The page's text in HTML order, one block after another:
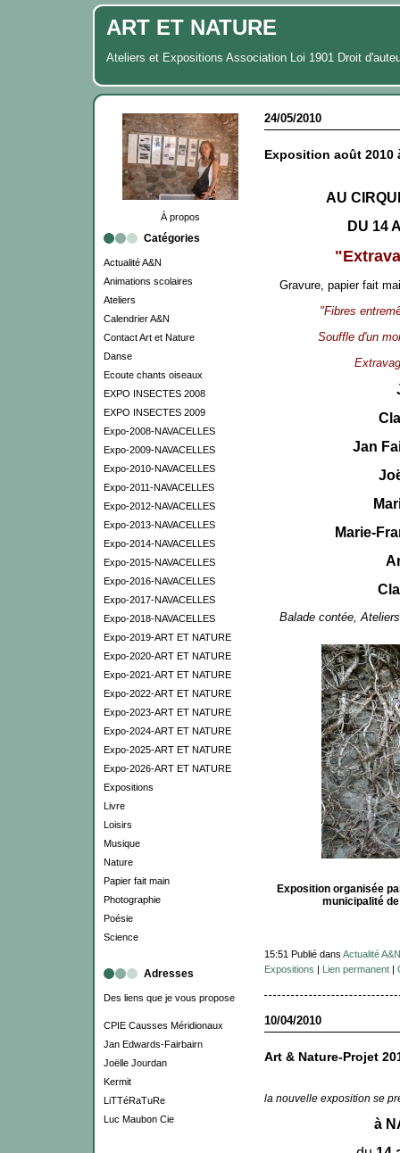
ART ET NATURE
Ateliers et Expositions Association Loi 1901 Droit
À propos
Catégories
Actualité A&N
Animations scolaires
Ateliers
Calendrier A&N
Contact Art et Nature
Danse
Ecoute chants oiseaux
EXPO INSECTES 2008
EXPO INSECTES 2009
Expo-2008-NAVACELLES
Expo-2009-NAVACELLES
Expo-2010-NAVACELLES
Expo-2011-NAVACELLES
Expo-2012-NAVACELLES
Expo-2013-NAVACELLES
Expo-2014-NAVACELLES
Expo-2015-NAVACELLES
Expo-2016-NAVACELLES
Expo-2017-NAVACELLES
Expo-2018-NAVACELLES
Expo-2019-ART ET NATURE
Expo-2020-ART ET NATURE
Expo-2021-ART ET NATURE
Expo-2022-ART ET NATURE
Expo-2023-ART ET NATURE
Expo-2024-ART ET NATURE
Expo-2025-ART ET NATURE
Expo-2026-ART ET NATURE
Expositions
Livre
Loisirs
Musique
Nature
Papier fait main
Photographie
Poésie
Science
Adresses
Des liens que je vous propose
CPIE Causses Méridionaux
Jan Edwards-Fairbairn
Joëlle Jourdan
Kermit
LiTTéRaTuRe
Luc Maubon Cie
24/05/2010
Exposition août 2010
AU
DU 14
Gravure, papier fait
"Fibres
Souffle d'un
Jan
Marie-
Balade contée,
Exposition organisée
municipalité
15:51 Publié dans Actualité A&N
Expositions | Lien permanent|
10/04/2010
Art & Nature-Projet
la nouvelle exposition se
à